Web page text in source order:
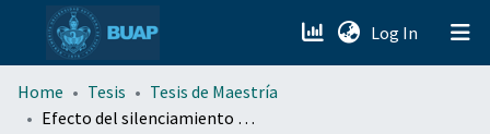
Log In (current)
menu.section.about_menu
Home Tesis
Tesis de Maestría
Efecto del silenciamiento de los supresores de señales de citocinas Socs1 Y Socs3 sobre la respuesta de linfocitos T a la infección por el virus del dengue